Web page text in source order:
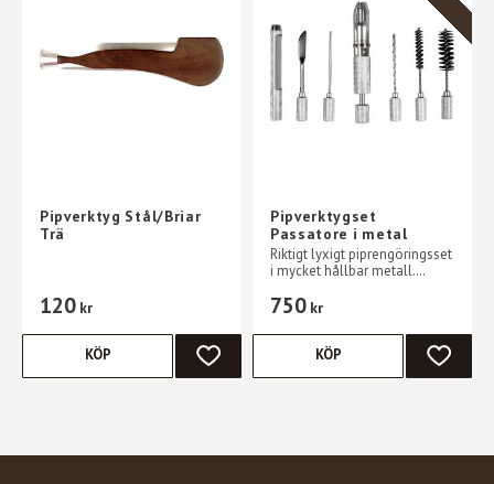
Pipverktyg Stål/Briar
Trä
120 kr
LÄGG TILL I FAVORITER
KÖP
Pipverktygset
Passatore i metal
​Riktigt lyxigt piprengöringsset
i mycket hållbar metall.
förpackat i presentask
750 kr
LÄGG
KÖP